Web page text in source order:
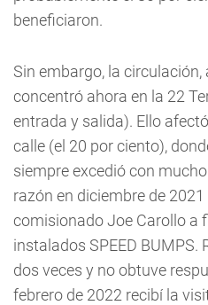
beneficiaron.
Sin embargo, la
concentró ahora en la 22
entrada y salida). Ello
calle (el 20 por ciento),
siempre excedió con
razón en diciembre de
comisionado Joe Carollo a
instalados SPEED BUMPS.
dos veces y no obtuve
febrero de 2022 recibí la